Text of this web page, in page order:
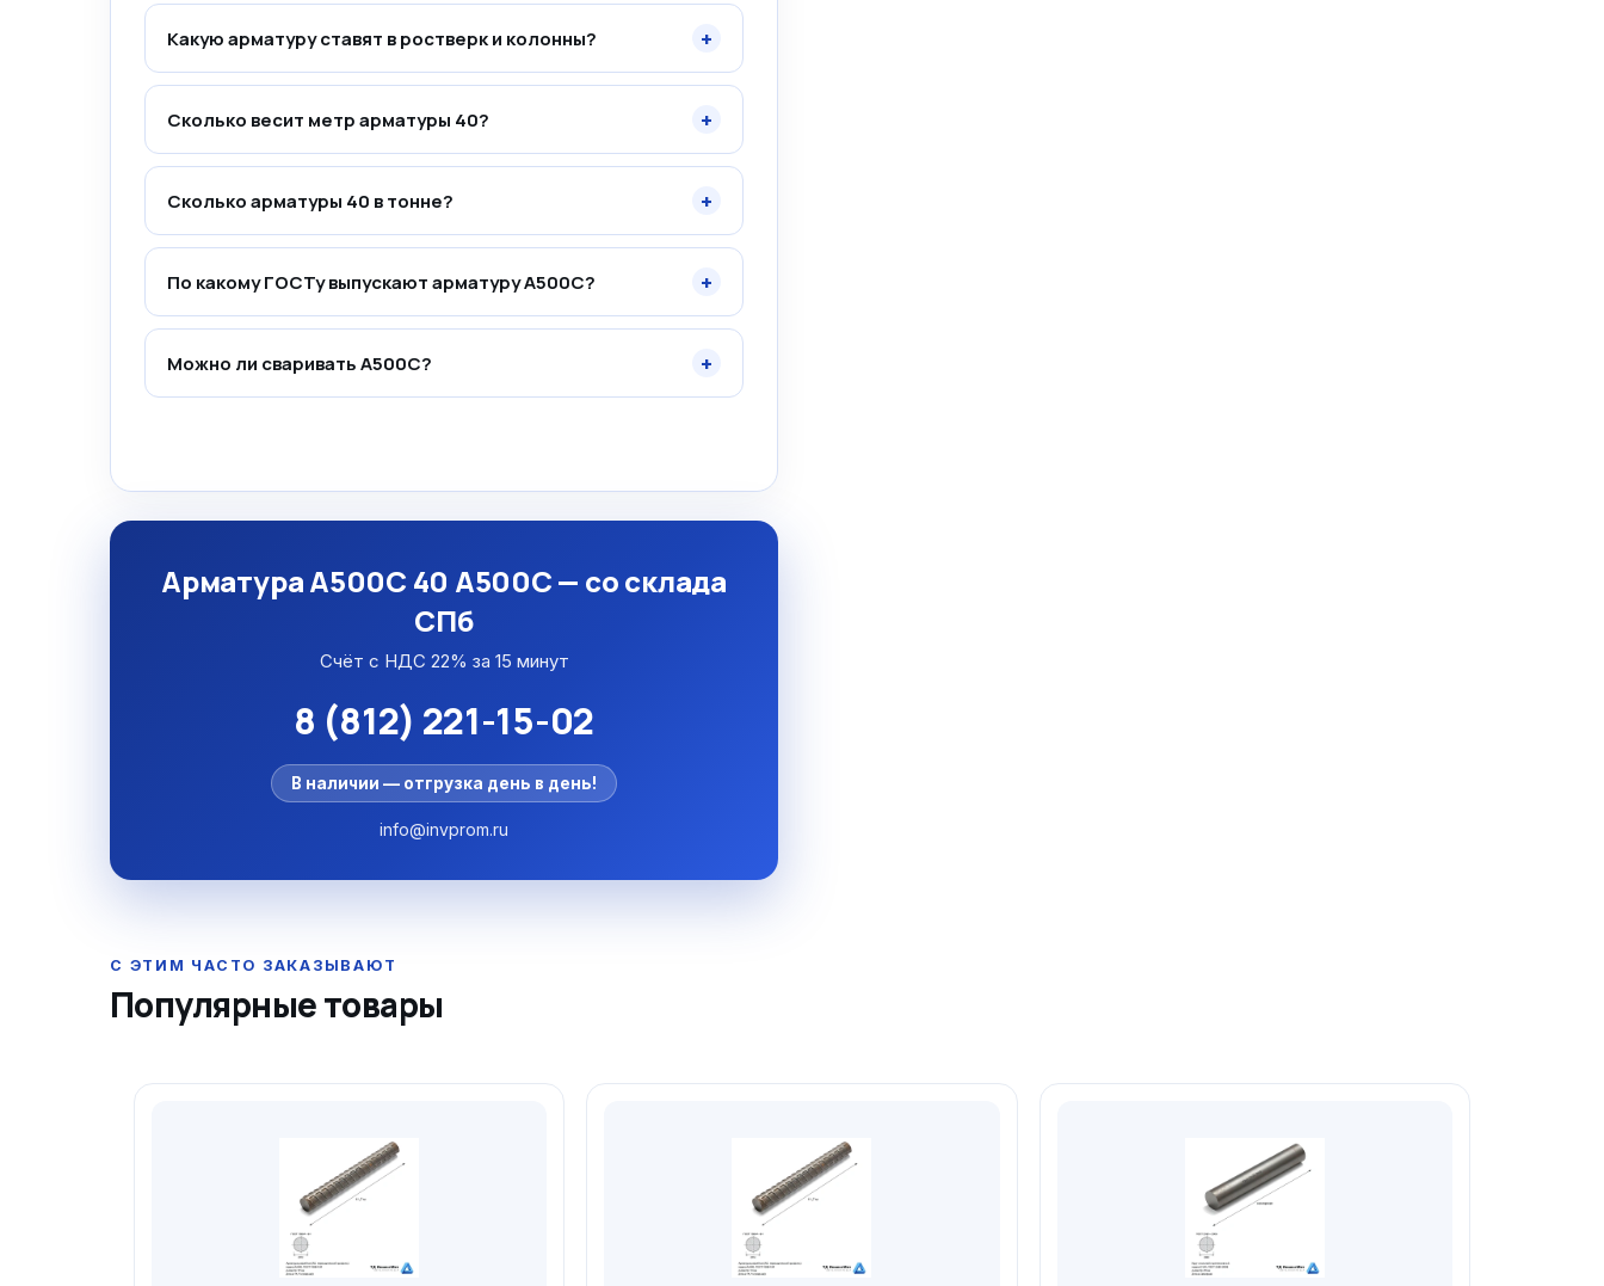
Какую арматуру ставят в ростверк и колонны? +
Сколько весит метр арматуры 40? +
Сколько арматуры 40 в тонне? +
По какому ГОСТу выпускают арматуру А500С? +
Можно ли сваривать А500С? +
Арматура А500С 40 А500С — со склада
СПб
Счёт с НДС 22% за 15 минут
8 (812) 221-15-02
В наличии — отгрузка день в день!
info@invprom.ru
Популярные товары